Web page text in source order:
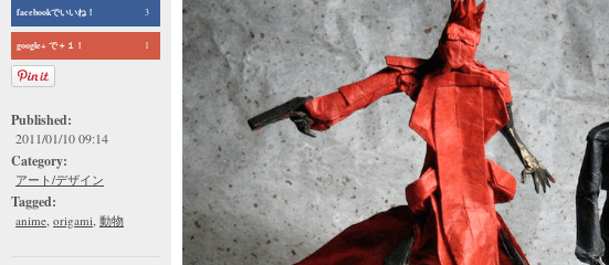
facebookでいいね！ 3
google+ で＋１！ 1
Published:
2011/01/10 09:14
Category:
アート/デザイン
Tagged:
anime origami 動物